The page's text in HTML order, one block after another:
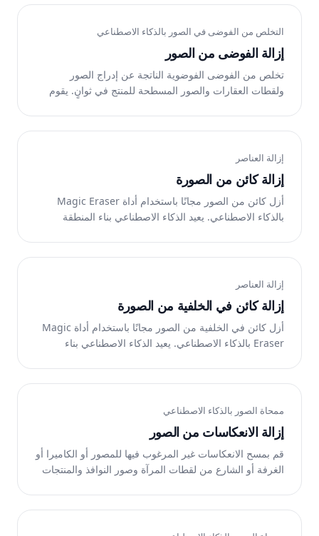
التخلص من الفوضى في الصور بالذكاء الاصطناعي
إزالة الفوضى من الصور
تخلص من الفوضى الفوضوية الناتجة عن إدراج الصور
ولقطات العقارات والصور المسطحة للمنتج في ثوانٍ. يقوم
إزالة العناصر
إزالة كائن من الصورة
أزل كائن من الصور مجانًا باستخدام أداة Magic Eraser
بالذكاء الاصطناعي. يعيد الذكاء الاصطناعي بناء المنطقة
إزالة العناصر
إزالة كائن في الخلفية من الصورة
أزل كائن في الخلفية من الصور مجانًا باستخدام أداة Magic
Eraser بالذكاء الاصطناعي. يعيد الذكاء الاصطناعي بناء
ممحاة الصور بالذكاء الاصطناعي
إزالة الانعكاسات من الصور
قم بمسح الانعكاسات غير المرغوب فيها للمصور أو الكاميرا أو
الغرفة أو الشارع من لقطات المرآة وصور النوافذ والمنتجات